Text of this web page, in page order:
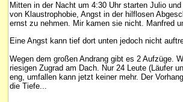
Mitten in der Nacht um 4:30 Uhr starten Julio
von Klaustrophobie, Angst in der hilflosen
ernst zu nehmen. Mir kamen sie nicht. Manfred
Eine Angst kann tief dort unten jedoch nicht
Wegen dem großen Andrang gibt es 2 Aufzüge.
riesigen Zugrad am Dach. Nur 24 Leute (Läufer
eng, umfallen kann jetzt keiner mehr. Der
die Tiefe...